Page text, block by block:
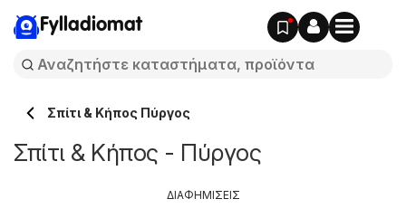
Fylladiomat
Σπίτι & Κήπος Πύργος
Σπίτι & Κήπος - Πύργος
ΔΙΑΦΗΜΙΣΕΙΣ